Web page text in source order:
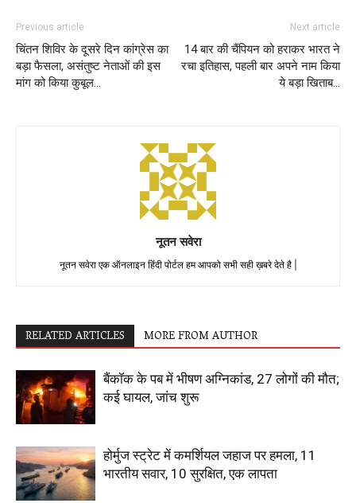
Previous article
चिंतन शिविर के दूसरे दिन कांग्रेस का
बड़ा फैसला, असंतुष्ट नेताओं की इस
मांग को किया कुबूल…
Next article
14 बार की चैंपियन को हराकर भारत ने
रचा इतिहास, पहली बार अपने नाम किया
ये बड़ा खिताब…
नूतन सवेरा
नूतन सवेरा एक ऑनलाइन हिंदी पोर्टल हम आपको सभी सही ख़बरे देते है |
RELATED ARTICLES MORE FROM AUTHOR
बैंकॉक के पब में भीषण अग्निकांड, 27 लोगों की मौत;
कई घायल, जांच शुरू
होर्मुज स्ट्रेट में कमर्शियल जहाज पर हमला, 11
भारतीय सवार, 10 सुरक्षित, एक लापता